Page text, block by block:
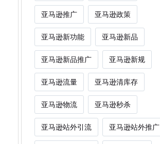
亚马逊推广 亚马逊政策
亚马逊新功能 亚马逊新品
亚马逊新品推广 亚马逊新规
亚马逊流量 亚马逊清库存
亚马逊物流 亚马逊秒杀
亚马逊站外引流 亚马逊站外推广